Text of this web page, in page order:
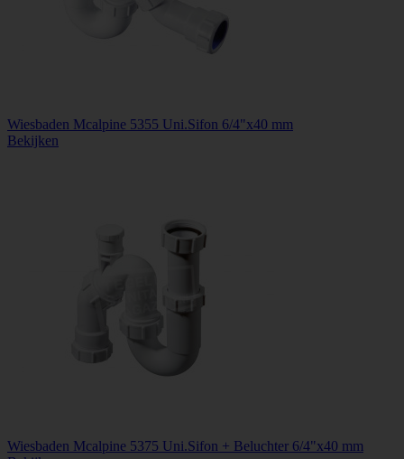
Wiesbaden Mcalpine 5355 Uni.Sifon 6/4"x40 mm
Bekijken
Wiesbaden Mcalpine 5375 Uni.Sifon + Beluchter 6/4"x40 mm